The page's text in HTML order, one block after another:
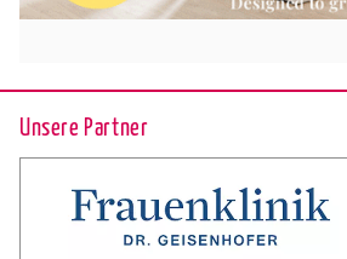
Unsere Partner